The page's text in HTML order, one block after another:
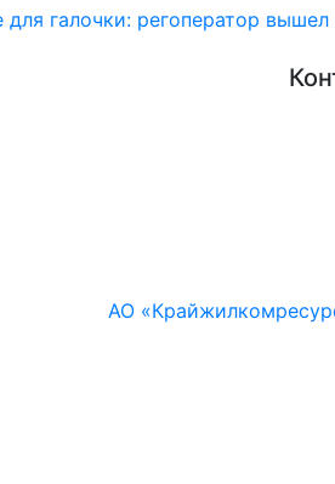
галочки: регоператор
АО